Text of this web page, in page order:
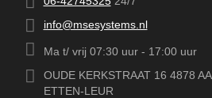
info@msesystems.nl
Ma t/ vrij 07:30 uur - 17:00 uur
OUDE KERKSTRAAT 16 4878 AA
ETTEN-LEUR